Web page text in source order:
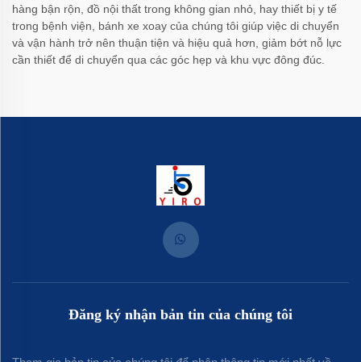
hàng bận rộn, đồ nội thất trong không gian nhỏ, hay thiết bị y tế
trong bệnh viện, bánh xe xoay của chúng tôi giúp việc di chuyển
và vận hành trở nên thuận tiện và hiệu quả hơn, giảm bớt nỗ lực
cần thiết để di chuyển qua các góc hẹp và khu vực đông đúc.
Đăng ký nhận bản tin của chúng tôi